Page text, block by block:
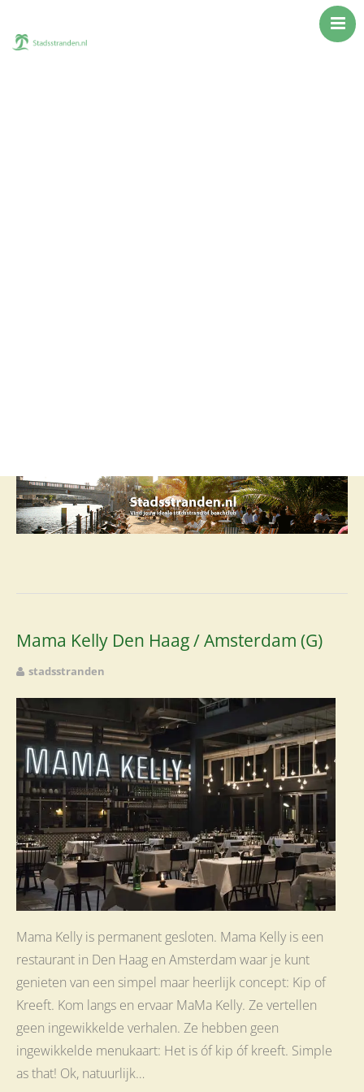
Beachclub
Lounge
Club
Mama Kelly Den Haag / Amsterdam (G)
stadsstranden
Mama Kelly is permanent gesloten. Mama Kelly is een
restaurant in Den Haag en Amsterdam waar je kunt
genieten van een simpel maar heerlijk concept: Kip of
Kreeft. Kom langs en ervaar MaMa Kelly. Ze vertellen
geen ingewikkelde verhalen. Ze hebben geen
ingewikkelde menukaart: Het is óf kip óf kreeft. Simple
as that! Ok, natuurlijk…